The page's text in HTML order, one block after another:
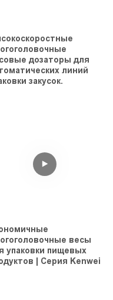
дозаторы для
линий
закусок.
весы
упаковки пищевых
| Серия Kenwei